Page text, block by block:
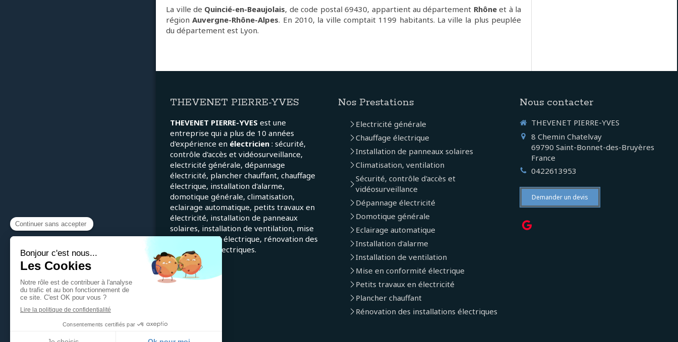
La ville de Quincié-en-Beaujolais, de code postal 69430, appartient au département Rhôneet à la
régionAuvergne-Rhône-Alpes. En 2010, la ville comptait 1199 habitants. La ville la plus peuplée
du département est Lyon.
THEVENET PIERRE-YVES
THEVENET PIERRE-YVES est une
entreprise qui a plus de 10 années
d'expérience en électricien: sécurité,
contrôle d'accès et vidéosurveillance,
electricité générale, dépannage
électricité, plancher chauffant, chauffage
électrique, installation d'alarme,
domotique générale, climatisation,
eclairage automatique, petits travaux en
électricité, installation de panneaux
solaires, installation de ventilation, mise
en conformité électrique, rénovation des
installations électriques.
Nos Prestations
Electricité générale
Chauffage électrique
Installation de panneaux solaires
Climatisation, ventilation
Sécurité, contrôle d'accès et
vidéosurveillance
Dépannage électricité
Domotique générale
Eclairage automatique
Installation d'alarme
Installation de ventilation
Mise en conformité électrique
Petits travaux en électricité
Plancher chauffant
Rénovation des installations électriques
Nous contacter
THEVENET PIERRE-YVES
8 Chemin Chatelvay
69790 Saint-Bonnet-des-Bruyères
France
0422613953
Demander un devis